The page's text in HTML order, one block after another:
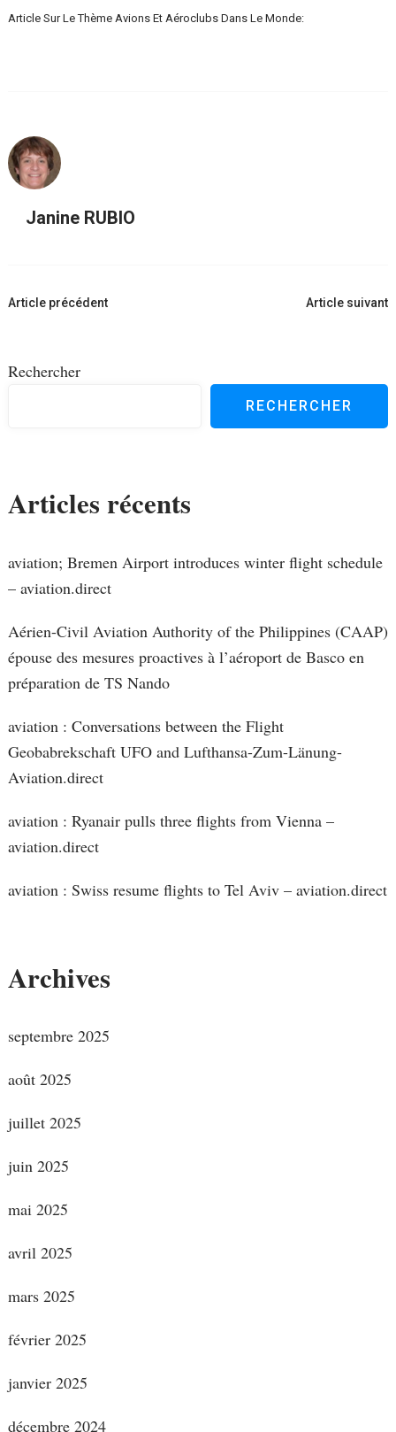
Article Sur Le Thème Avions Et Aéroclubs Dans Le Monde:
Janine RUBIO
Navigation
Article précédent Article suivant
Rechercher
RECHERCHER
Articles récents
aviation; Bremen Airport introduces winter flight schedule
– aviation.direct
Aérien-Civil Aviation Authority of the Philippines (CAAP)
épouse des mesures proactives à l’aéroport de Basco en
préparation de TS Nando
aviation : Conversations between the Flight
Geobabrekschaft UFO and Lufthansa-Zum-Länung-
Aviation.direct
aviation : Ryanair pulls three flights from Vienna –
aviation.direct
aviation : Swiss resume flights to Tel Aviv – aviation.direct
Archives
septembre 2025
août 2025
juillet 2025
juin 2025
mai 2025
avril 2025
mars 2025
février 2025
janvier 2025
décembre 2024